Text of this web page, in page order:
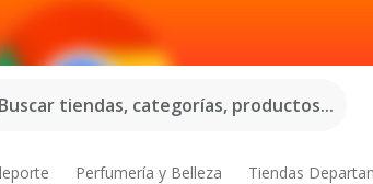
Buscar tiendas, categorías, productos...
Perfumería y Belleza Tiendas